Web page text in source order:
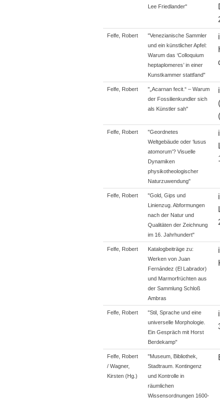
Lee Friedlander"
Felfe, Robert
"Venezianische Sammler
und ein künstlicher Apfel:
Warum das ‘Colloquium
heptaplomeres’ in einer
Kunstkammer stattfand"
Felfe, Robert
"„Acarnan fecit.“ – Warum
der Fossilienkundler sich
als Künstler sah"
Felfe, Robert
"Geordnetes
Weltgebäude oder ‘lusus
atomorum’? Visuelle
Dynamiken
physikotheologischer
Naturzuwendung"
Felfe, Robert
"Gold, Gips und
Linienzug. Abformungen
nach der Natur und
Qualitäten der Zeichnung
im 16. Jahrhundert"
Felfe, Robert
Katalogbeiträge zu:
Werken von Juan
Fernández (El Labrador)
und Marmorfrüchten aus
der Sammlung Schloß
Ambras
Felfe, Robert
"Stil, Sprache und eine
universelle Morphologie.
Ein Gespräch mit Horst
Berdekamp"
Felfe, Robert
/ Wagner,
Kirsten (Hg.)
"Museum, Bibliothek,
Stadtraum. Kontingenz
und Kontrolle in
räumlichen
Wissensordnungen 1600-